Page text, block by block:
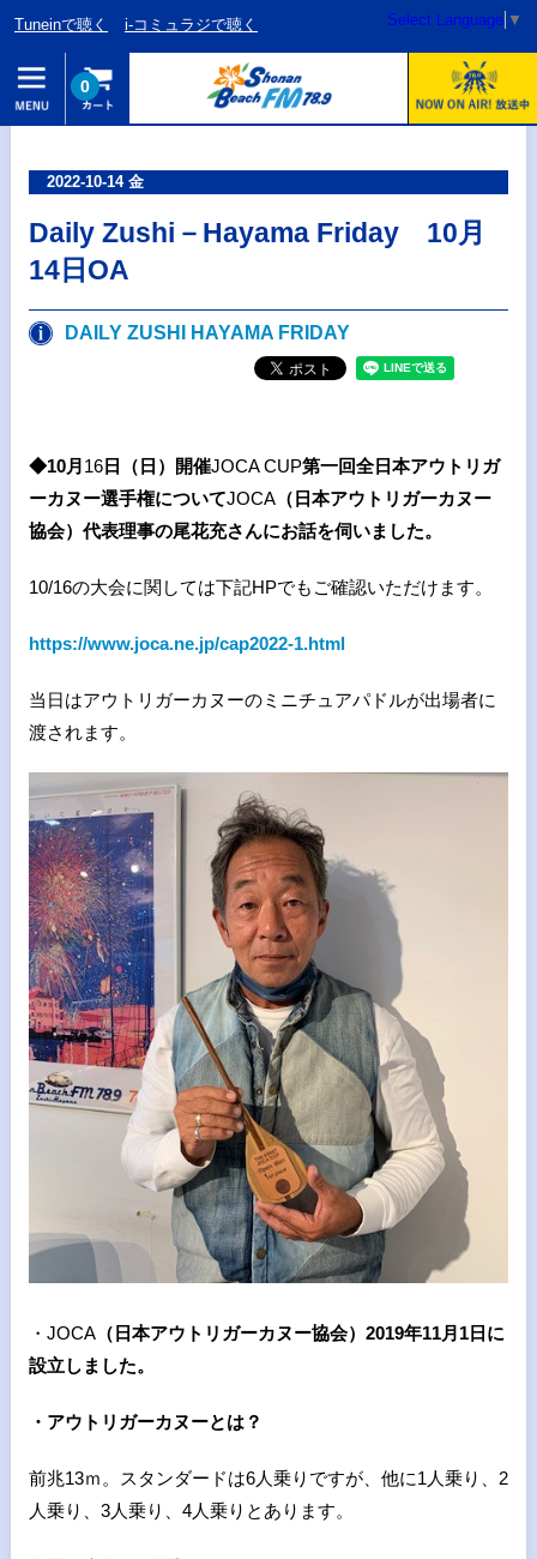
Tuneinで聴く i-コミュラジで聴く Select Language ▼
0
2022-10-14 金
Daily Zushi－Hayama Friday 10月
14日OA
DAILY ZUSHI HAYAMA FRIDAY
◆10月 16日（日）開催JOCA CUP第一回全日本アウトリガ
ーカヌー選手権についてJOCA（日本アウトリガーカヌー
協会）代表理事の尾花充さんにお話を伺いました。
10/16の大会に関しては下記HPでもご確認いただけます。
https://www.joca.ne.jp/cap2022-1.html
当日はアウトリガーカヌーのミニチュアパドルが出場者に
渡されます。
・JOCA（日本アウトリガーカヌー協会）2019年11月1日に
設立しました。
・アウトリガーカヌーとは？
前兆13ｍ。スタンダードは6人乗りですが、他に1人乗り、2
人乗り、3人乗り、4人乗りとあります。